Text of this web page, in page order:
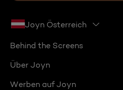
Joyn Österreich
Behind the Screens
Über Joyn
Werben auf Joyn